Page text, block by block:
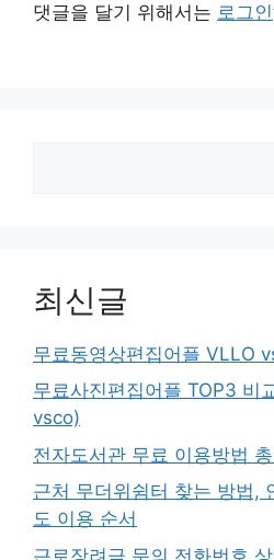
댓글을 달기 위해서는 로그인
최신글
무료동영상편집어플 VLLO
무료사진편집어플 TOP3 비
vsco)
전자도서관 무료 이용방법
근처 무더위쉼터 찾는 방법,
도 이용 순서
근로장려금 문의 전화번호